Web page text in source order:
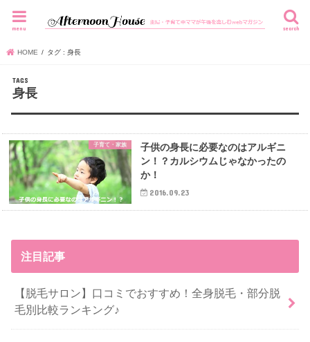
search
menu
HOME タグ : 身長
身長
子育て・家族
子供の身長に必要なのはアルギニ
ン！？カルシウムじゃなかったの
か！
2016.09.23
注目記事
【脱毛サロン】口コミでおすすめ！全身脱毛・部分脱
毛別比較ランキング♪